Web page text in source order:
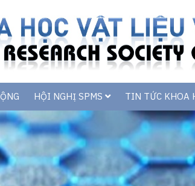
HỘI NGHỊ SPMS TIN TỨC KHOA